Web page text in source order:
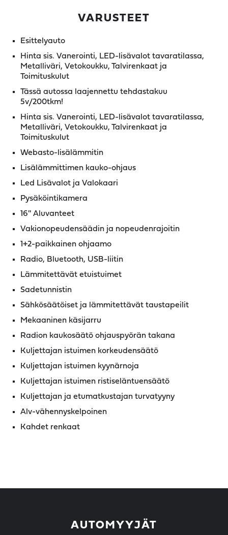
VARUSTEET
Esittelyauto
Hinta sis. Vanerointi, LED-lisävalot tavaratilassa,
Metalliväri, Vetokoukku, Talvirenkaat ja
Toimituskulut
Tässä autossa laajennettu tehdastakuu
5v/200tkm!
Hinta sis. Vanerointi, LED-lisävalot tavaratilassa,
Metalliväri, Vetokoukku, Talvirenkaat ja
Toimituskulut
Webasto-lisälämmitin
Lisälämmittimen kauko-ohjaus
Led Lisävalot ja Valokaari
Pysäköintikamera
16'' Aluvanteet
Vakionopeudensäädin ja nopeudenrajoitin
1+2-paikkainen ohjaamo
Radio, Bluetooth, USB-liitin
Lämmitettävät etuistuimet
Sadetunnistin
Sähkösäätöiset ja lämmitettävät taustapeilit
Mekaaninen käsijarru
Radion kaukosäätö ohjauspyörän takana
Kuljettajan istuimen korkeudensäätö
Kuljettajan istuimen kyynärnoja
Kuljettajan istuimen ristiseläntuensäätö
Kuljettajan ja etumatkustajan turvatyyny
Alv-vähennyskelpoinen
Kahdet renkaat
AUTOMYYJÄT